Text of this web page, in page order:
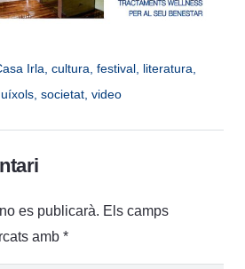
Irla cultura festival, literatura
societat video
es publicarà. Els camps
amb *